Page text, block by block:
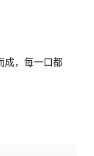
成，每一口都